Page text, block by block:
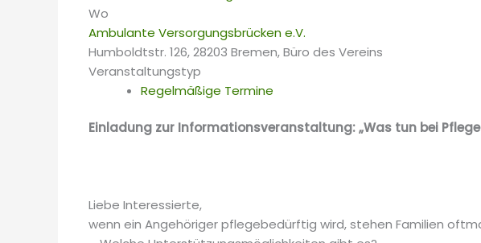
Wo
Ambulante Versorgungsbrücken e.V.
Humboldtstr. 126, 28203 Bremen, Büro des Vereins
Veranstaltungstyp
Regelmäßige Termine
Einladung zur Informationsveranstaltung: „Was tun bei
Liebe Interessierte,
wenn ein Angehöriger pflegebedürftig wird, stehen Familien